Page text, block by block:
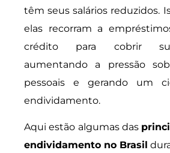
têm seus salários reduzidos.
elas recorram a
crédito para cobrir
aumentando a pressão
pessoais e gerando um
endividamento.
Aqui estão algumas das
endividamento no Brasil